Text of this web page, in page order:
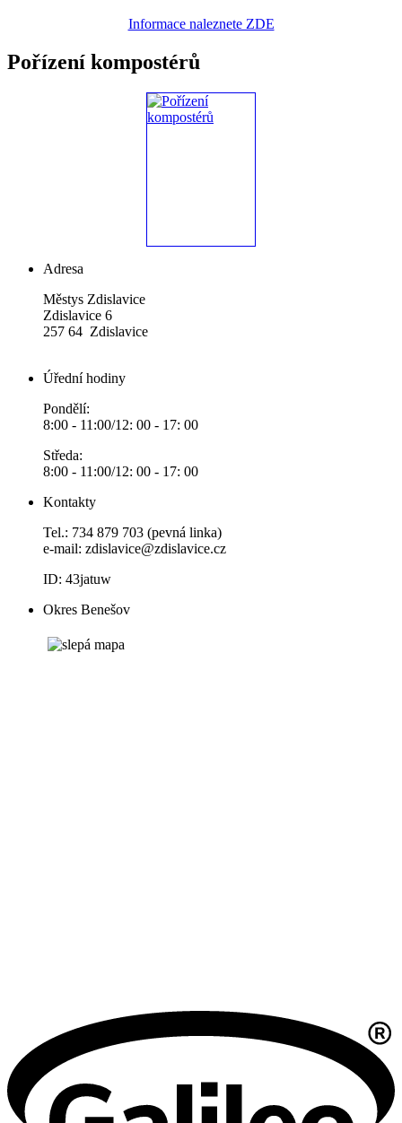
Informace naleznete ZDE
Pořízení kompostérů
Adresa
Městys Zdislavice
Zdislavice 6
257 64 Zdislavice
Úřední hodiny
Pondělí:
8:00 - 11:00/12: 00 - 17: 00
Středa:
8:00 - 11:00/12: 00 - 17: 00
Kontakty
Tel.: 734 879 703 (pevná linka)
e-mail: zdislavice@zdislavice.cz
ID: 43jatuw
Okres Benešov